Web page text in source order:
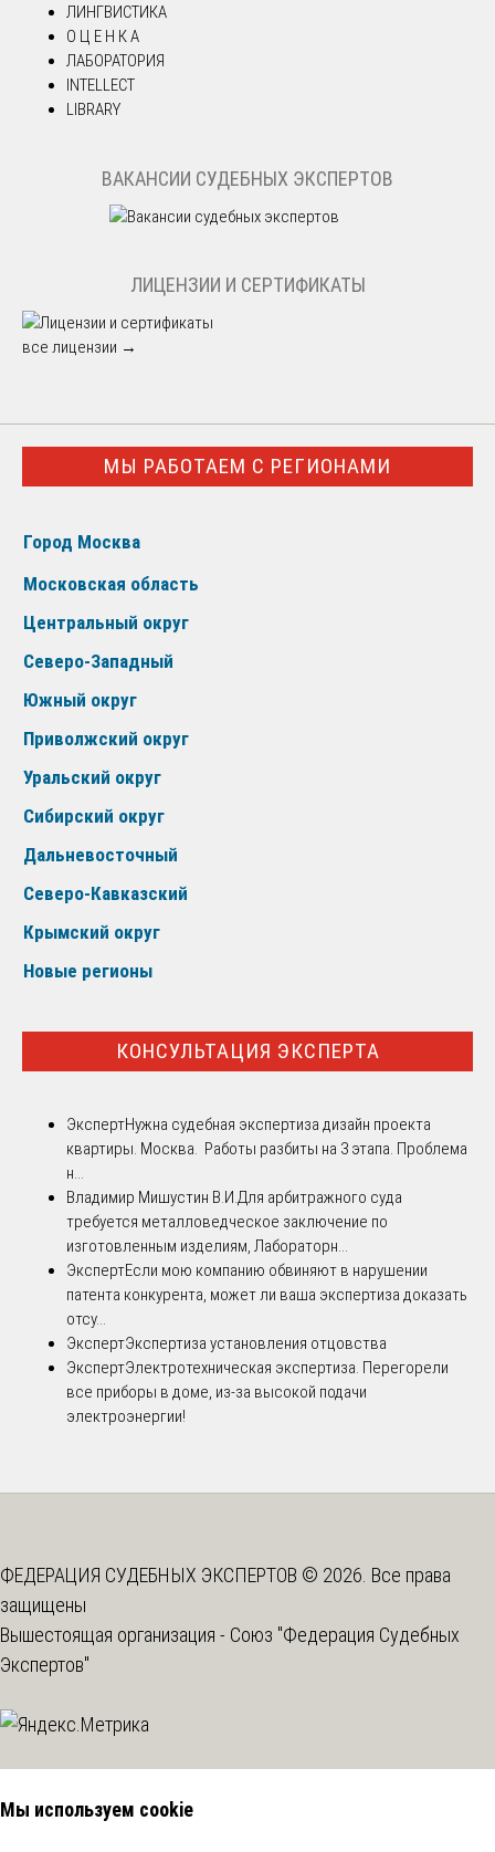
ЛИНГВИСТИКА
О Ц Е Н К А
ЛАБОРАТОРИЯ
INTELLECT
LIBRARY
ВАКАНСИИ СУДЕБНЫХ ЭКСПЕРТОВ
ЛИЦЕНЗИИ И СЕРТИФИКАТЫ
все лицензии →
МЫ РАБОТАЕМ С РЕГИОНАМИ
Город Москва
Московская область
Центральный округ
Северо-Западный
Южный округ
Приволжский округ
Уральский округ
Сибирский округ
Дальневосточный
Северо-Кавказский
Крымский округ
Новые регионы
КОНСУЛЬТАЦИЯ ЭКСПЕРТА
ЭкспертНужна судебная экспертиза дизайн проекта
квартиры. Москва. Работы разбиты на 3 этапа. Проблема
н...
Владимир Мишустин В.И.Для арбитражного суда
требуется металловедческое заключение по
изготовленным изделиям, Лабораторн...
ЭкспертЕсли мою компанию обвиняют в нарушении
патента конкурента, может ли ваша экспертиза доказать
отсу...
ЭкспертЭкспертиза установления отцовства
ЭкспертЭлектротехническая экспертиза. Перегорели
все приборы в доме, из-за высокой подачи
электроэнергии!
ФЕДЕРАЦИЯ СУДЕБНЫХ ЭКСПЕРТОВ © 2026. Все права
защищены
Вышестоящая организация - Союз "Федерация Судебных
Экспертов"
Мы используем cookie